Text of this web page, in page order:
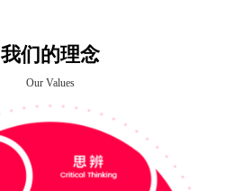
我们的理念
Our Values